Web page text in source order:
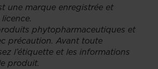
une marque enregistrée et
phytopharmaceutiques et
précaution. Avant toute
l’étiquette et les informations
produit.